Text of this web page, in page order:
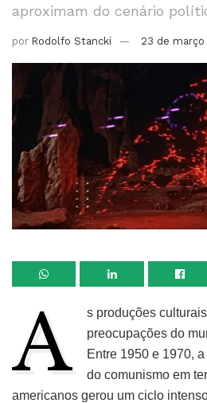
aproximam do cenário
por Rodolfo Stancki 23 de março
A
s produções
preocupações do
Entre 1950 e 1970,
do comunismo em
americanos gerou um ciclo